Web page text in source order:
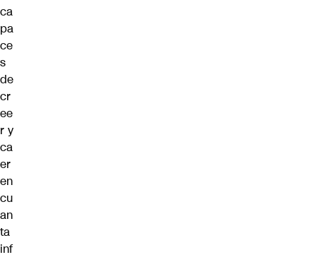
ca
pa
ce
s
de
cr
ee
r y
ca
er
en
cu
an
ta
inf